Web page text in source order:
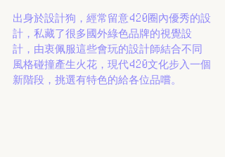
出身於設計狗，經常留意420圈內優秀的設
計，私藏了很多國外綠色品牌的視覺設
計，由衷佩服這些會玩的設計師結合不同
風格碰撞產生火花，現代420文化步入一個
新階段，挑選有特色的給各位品嚐。